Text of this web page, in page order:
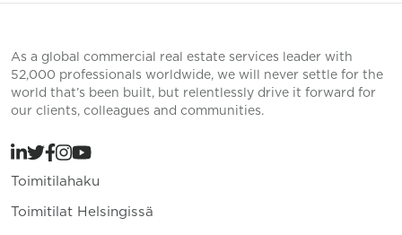
As a global commercial real estate services leader with
52,000 professionals worldwide, we will never settle for the
world that’s been built, but relentlessly drive it forward for
our clients, colleagues and communities.
Toimitilahaku
Toimitilat Helsingissä